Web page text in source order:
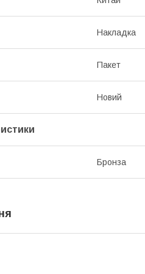
Накладка
Пакет
Новий
Бронза